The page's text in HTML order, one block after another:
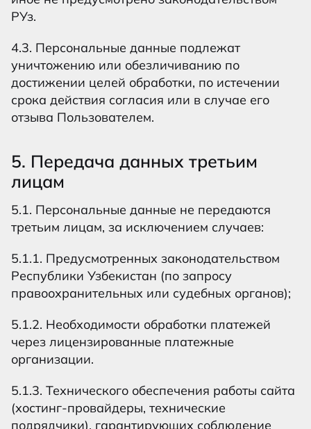
РУз.
4.3. Персональные данные подлежат
уничтожению или обезличиванию по
достижении целей обработки, по истечении
срока действия согласия или в случае его
отзыва Пользователем.
5. Передача данных третьим
лицам
5.1. Персональные данные не передаются
третьим лицам, за исключением случаев:
5.1.1. Предусмотренных законодательством
Республики Узбекистан (по запросу
правоохранительных или судебных органов);
5.1.2. Необходимости обработки платежей
через лицензированные платежные
организации.
5.1.3. Технического обеспечения работы сайта
(хостинг-провайдеры, технические
подрядчики), гарантирующих соблюдение